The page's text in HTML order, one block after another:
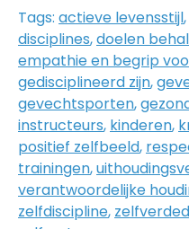
Tags: actieve levensstijl,
disciplines,doelen
empathie en begrip
gedisciplineerd zijn,
gevechtsporten,
instructeurs, kinderen,
positief zelfbeeld,
trainingen,
verantwoordelijke
zelfdiscipline,